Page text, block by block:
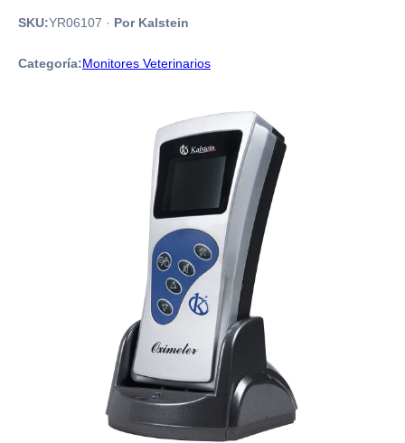
SKU:YR06107 · Por Kalstein
Categoría:Monitores Veterinarios